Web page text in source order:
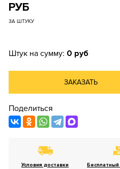
РУБ
ЗА ШТУКУ
Штук на сумму: 0 руб
ЗАКАЗАТЬ
Поделиться
Условия доставки